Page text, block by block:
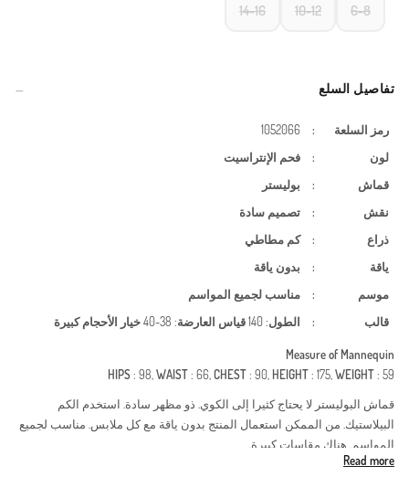
6-8
10-12
14-16
تفاصيل السلع
رمز السلعة :
1052066
لون
:
فحم الإنتراسيت
قماش
:
بوليستر
نقش
:
تصميم سادة
ذراع
:
كم مطاطي
ياقة
:
بدون ياقة
موسم
:
مناسب لجميع المواسم
قالب
: الطول: 140 قياس العارضة: 38-40 خيار الأحجام كبيرة
Measure of Mannequin
HIPS: 98,WAIST: 66,CHEST: 90, HEIGHT: 175,WEIGHT: 59
قماش البوليستر لا يحتاج كثيرا إلى الكوي. ذو مظهر سادة. استخدم الكم
البيلاستيك. من الممكن استعمال المنتج بدون ياقة مع كل ملابس. مناسب لجميع
المواسم. هناك مقاسات كبيرة.
استمتعي بالأناقة العصرية والراحة المطلقة مع هذا التصميم الفريد الذي يجمع
Read more